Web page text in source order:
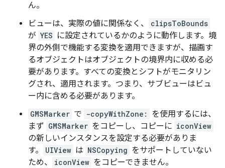
ん。
ビューは、実際の値に関係なく、
clipsToBounds
が YES に設定されているかのように動作します。境
界の外側で機能する変換を適用できますが、描画す
るオブジェクトはオブジェクトの境界内に収める必
要があります。すべての変換とシフトがモニタリン
グされ、適用されます。つまり、サブビューはビュ
ー内に含める必要があります。
GMSMarker で -copyWithZone:
を使用するには、
まず GMSMarker をコピーし、コピーに iconView
の新しいインスタンスを設定する必要がありま
す。
UIView は NSCopying をサポートしていない
ため、
iconView をコピーできません。